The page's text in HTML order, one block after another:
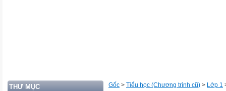
THƯ MỤC Gốc > Tiểu học (Chương trình cũ) > Lớp 1